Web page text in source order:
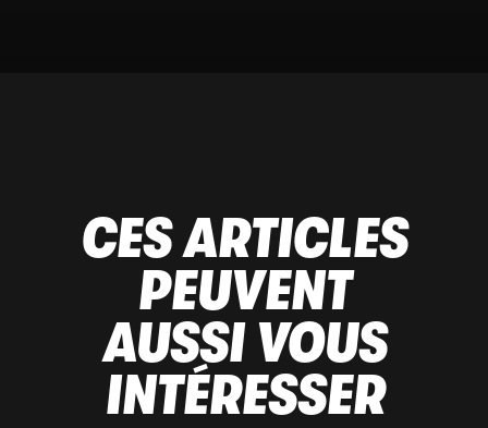
CES ARTICLES
PEUVENT
AUSSI VOUS
INTÉRESSER